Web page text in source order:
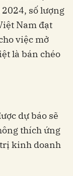
số lượng
Nam đạt
việc mở
là bán chéo
dự báo sẽ
thích ứng
kinh doanh